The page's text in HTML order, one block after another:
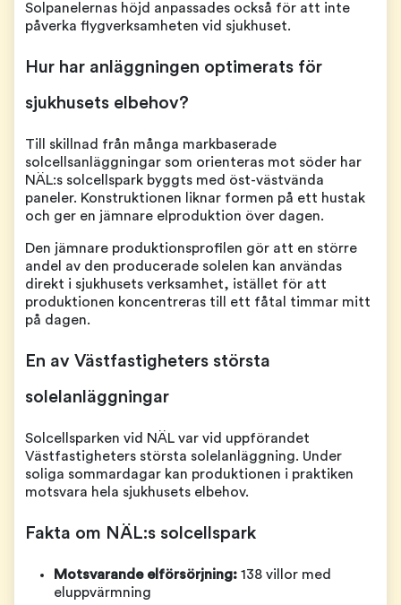
Solpanelernas höjd anpassades också för att inte
påverka flygverksamheten vid sjukhuset.
Hur har anläggningen optimerats för
sjukhusets elbehov?
Till skillnad från många markbaserade
solcellsanläggningar som orienteras mot söder har
NÄL:s solcellspark byggts med öst-västvända
paneler. Konstruktionen liknar formen på ett hustak
och ger en jämnare elproduktion över dagen.
Den jämnare produktionsprofilen gör att en större
andel av den producerade solelen kan användas
direkt i sjukhusets verksamhet, istället för att
produktionen koncentreras till ett fåtal timmar mitt
på dagen.
En av Västfastigheters största
solelanläggningar
Solcellsparken vid NÄL var vid uppförandet
Västfastigheters största solelanläggning. Under
soliga sommardagar kan produktionen i praktiken
motsvara hela sjukhusets elbehov.
Fakta om NÄL:s solcellspark
Motsvarande elförsörjning: 138 villor med
eluppvärmning